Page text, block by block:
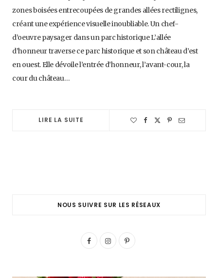
zones boisées entrecoupées de grandes allées rectilignes,
créant une expérience visuelle inoubliable. Un chef-
d’oeuvre paysager dans un parc historique L’allée
d’honneur traverse ce parc historique et son château d’est
en ouest. Elle dévoile l’entrée d’honneur, l’avant-cour, la
cour du château…
LIRE LA SUITE
NOUS SUIVRE SUR LES RÉSEAUX
F
I
P